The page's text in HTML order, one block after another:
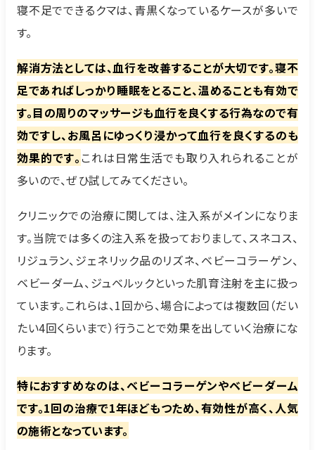
寝不足でできるクマは、青黒くなっているケースが多いで
す。
解消方法としては、血行を改善することが大切です。寝不
足であればしっかり睡眠をとること、温めることも有効で
す。目の周りのマッサージも血行を良くする行為なので有
効ですし、お風呂にゆっくり浸かって血行を良くするのも
効果的です。 これは日常生活でも取り入れられることが
多いので、ぜひ試してみてください。
クリニックでの治療に関しては、注入系がメインになりま
す。当院では多くの注入系を扱っておりまして、スネコス、
リジュラン、ジェネリック品のリズネ、ベビーコラーゲン、
ベビーダーム、ジュベルックといった肌育注射を主に扱っ
ています。これらは、1回から、場合によっては複数回（だい
たい4回くらいまで）行うことで効果を出していく治療にな
ります。
特におすすめなのは、ベビーコラーゲンやベビーダーム
です。1回の治療で1年ほどもつため、有効性が高く、人気
の施術となっています。